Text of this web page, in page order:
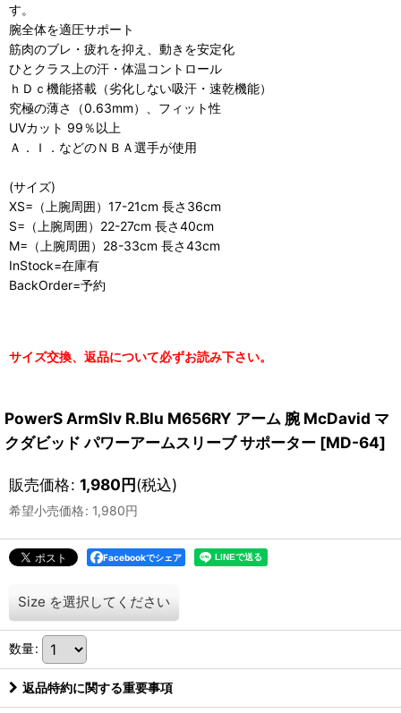
す。
腕全体を適圧サポート
筋肉のブレ・疲れを抑え、動きを安定化
ひとクラス上の汗・体温コントロール
ｈＤｃ機能搭載（劣化しない吸汗・速乾機能）
究極の薄さ（0.63mm）、フィット性
UVカット 99％以上
Ａ．Ｉ．などのＮＢＡ選手が使用
(サイズ)
XS=（上腕周囲）17-21cm 長さ36cm
S=（上腕周囲）22-27cm 長さ40cm
M=（上腕周囲）28-33cm 長さ43cm
InStock=在庫有
BackOrder=予約
サイズ交換、返品について必ずお読み下さい。
PowerS ArmSlv R.Blu M656RY アーム 腕 McDavid マ
クダビッド パワーアームスリーブ サポーター [MD-64]
販売価格: 1,980円(税込)
希望小売価格: 1,980円
Facebookでシェア
Size を選択してください
数量:
返品特約に関する重要事項